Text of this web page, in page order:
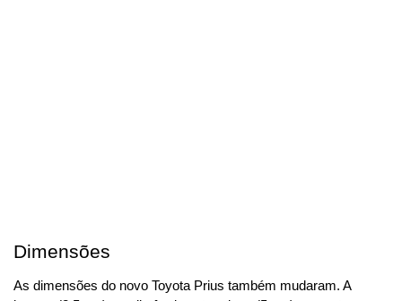
Dimensões
As dimensões do novo Toyota Prius também mudaram. A